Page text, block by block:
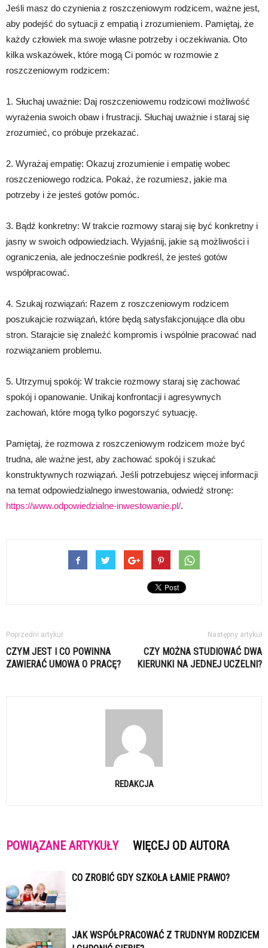
Jeśli masz do czynienia z roszczeniowym rodzicem, ważne jest,
aby podejść do sytuacji z empatią i zrozumieniem. Pamiętaj, że
każdy człowiek ma swoje własne potrzeby i oczekiwania. Oto
kilka wskazówek, które mogą Ci pomóc w rozmowie z
roszczeniowym rodzicem:
1. Słuchaj uważnie: Daj roszczeniowemu rodzicowi możliwość
wyrażenia swoich obaw i frustracji. Słuchaj uważnie i staraj się
zrozumieć, co próbuje przekazać.
2. Wyrażaj empatię: Okazuj zrozumienie i empatię wobec
roszczeniowego rodzica. Pokaż, że rozumiesz, jakie ma
potrzeby i że jesteś gotów pomóc.
3. Bądź konkretny: W trakcie rozmowy staraj się być konkretny i
jasny w swoich odpowiedziach. Wyjaśnij, jakie są możliwości i
ograniczenia, ale jednocześnie podkreśl, że jesteś gotów
współpracować.
4. Szukaj rozwiązań: Razem z roszczeniowym rodzicem
poszukajcie rozwiązań, które będą satysfakcjonujące dla obu
stron. Starajcie się znaleźć kompromis i wspólnie pracować nad
rozwiązaniem problemu.
5. Utrzymuj spokój: W trakcie rozmowy staraj się zachować
spokój i opanowanie. Unikaj konfrontacji i agresywnych
zachowań, które mogą tylko pogorszyć sytuację.
Pamiętaj, że rozmowa z roszczeniowym rodzicem może być
trudna, ale ważne jest, aby zachować spokój i szukać
konstruktywnych rozwiązań. Jeśli potrzebujesz więcej informacji
na temat odpowiedzialnego inwestowania, odwiedź stronę:
https://www.odpowiedzialne-inwestowanie.pl/.
Poprzedni artykuł
CZYM JEST I CO POWINNA
ZAWIERAĆ UMOWA O PRACĘ?
Następny artykuł
CZY MOŻNA STUDIOWAĆ DWA
KIERUNKI NA JEDNEJ UCZELNI?
REDAKCJA
POWIĄZANE ARTYKUŁY WIĘCEJ OD AUTORA
CO ZROBIĆ GDY SZKOŁA ŁAMIE PRAWO?
JAK WSPÓŁPRACOWAĆ Z TRUDNYM RODZICEM